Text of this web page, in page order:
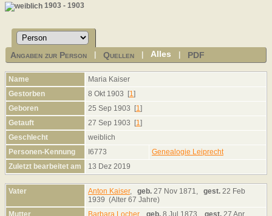
1903 - 1903
Angaben zur Person |Quellen |Alles PDF
Name Maria Kaiser
Gestorben
8 Okt 1903 [1 ]
Geboren
25 Sep 1903 [1 ]
Getauft
27 Sep 1903 [1 ]
Geschlecht
weiblich
Personen-Kennung
I6773
Genealogie Leiprecht
Zuletzt bearbeitet am
13 Dez 2019
Vater Anton Kaiser, geb. 27 Nov 1871, gest. 22 Feb
1939 (Alter 67 Jahre)
Mutter
Barbara Locher, geb. 8 Jul 1873, gest. 27 Apr